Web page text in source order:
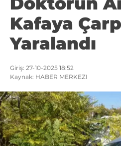
Kafaya
Yaralandı
Giriş: 27-10-2025 18:52
Kaynak: HABER MERKEZI